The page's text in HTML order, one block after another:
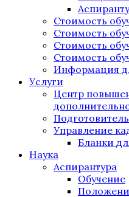
Стоимость
Стоимость
Стоимость
Стоимость
Информация
Услуги
Центр
Управление
Бланки
Наука
Аспирантура
Обучение